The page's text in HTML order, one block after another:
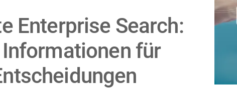
Enterprise Search:
für